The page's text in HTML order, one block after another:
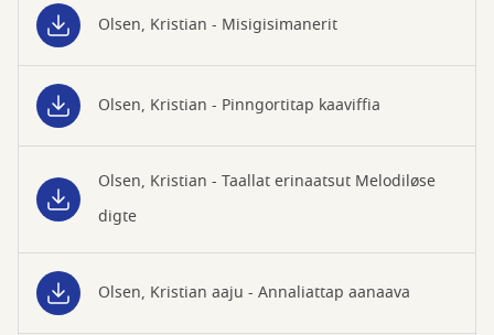
Olsen, Kristian - Misigisimanerit
Olsen, Kristian - Pinngortitap kaaviffia
Olsen, Kristian - Taallat erinaatsut Melodiløse
digte
Olsen, Kristian aaju - Annaliattap aanaava